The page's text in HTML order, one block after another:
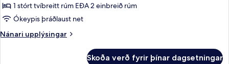
1 stórt tvíbreitt rúm EÐA 2 einbreið rúm
Ókeypis þráðlaust net
Nánari upplýsingar
Nánari
Skoða verð fyrir þínar dagsetningar